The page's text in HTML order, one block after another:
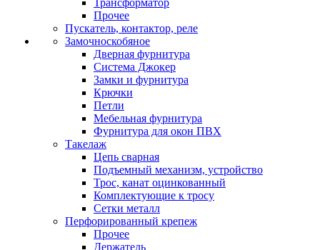
Трансформатор
Прочее
Пускатель, контактор, реле
Замочноскобяное
Дверная фурнитура
Система Джокер
Замки и фурнитура
Крючки
Петли
Мебельная фурнитура
Фурнитура для окон ПВХ
Такелаж
Цепь сварная
Подъемный механизм, устройство
Трос, канат оцинкованный
Комплектующие к тросу
Сетки металл
Перфорированный крепеж
Прочее
Держатель